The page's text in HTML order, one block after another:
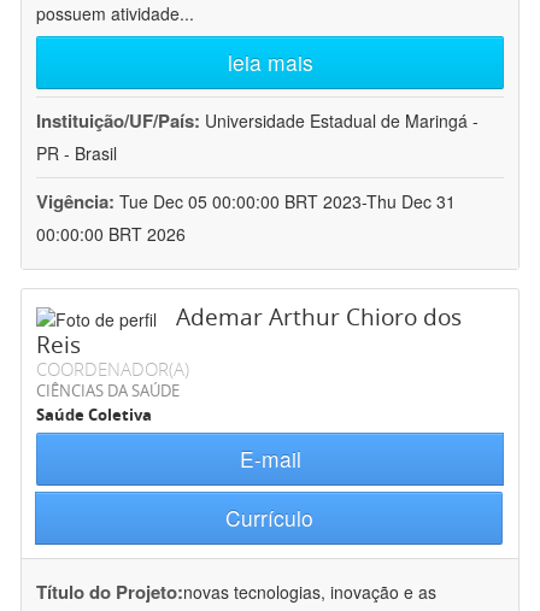
possuem atividade...
leia mais
Instituição/UF/País: Universidade Estadual de Maringá -
PR - Brasil
Vigência: Tue Dec 05 00:00:00 BRT 2023-Thu Dec 31
00:00:00 BRT 2026
Ademar Arthur Chioro dos
Reis
COORDENADOR(A)
CIÊNCIAS DA SAÚDE
Saúde Coletiva
E-mail
Currículo
Título do Projeto:novas tecnologias, inovação e as